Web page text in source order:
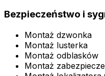
Bezpieczeństwo i
Montaż dzwonka
Montaż lusterka
Montaż odblasków
Montaż